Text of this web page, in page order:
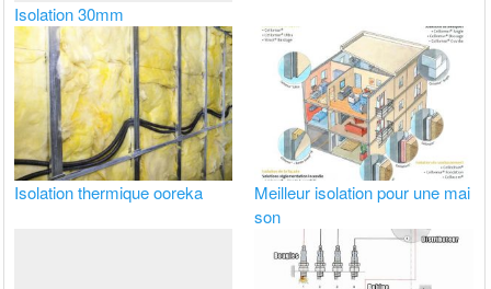
Isolation 30mm
Isolation thermique ooreka
Meilleur isolation pour une mai
son